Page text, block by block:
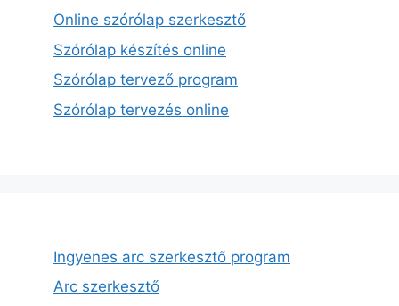
Online szórólap szerkesztő
Szórólap készítés online
Szórólap tervező program
Szórólap tervezés online
Ingyenes arc szerkesztő program
Arc szerkesztő